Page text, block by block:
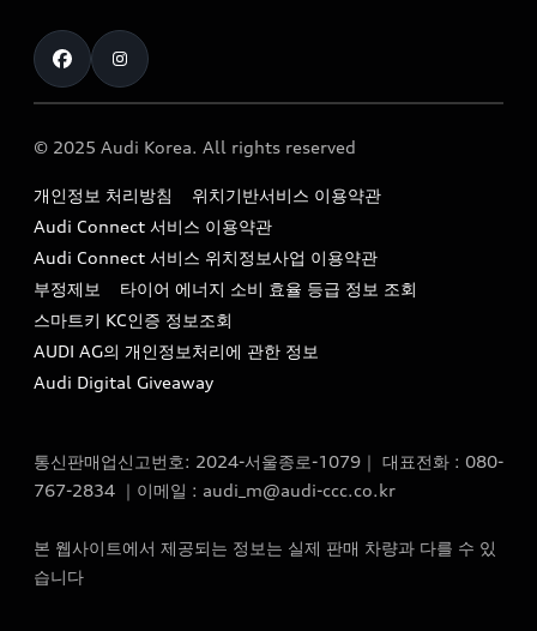
The new Audi A6 Taste Drive 이벤트
내비게이션 데이터 다운로드
아우디 영상 매뉴얼
서비스 센터
서비스 프로그램
아우디 e-tron 케어 프로그램
사설수리업체를 위한 권고사항
Formula 1
Audi Story
아우디코리아 소식
아우디코리아 소개
아우디 스토리
아우디 브랜드 히스토리
quattro 시스템
통신판매업신고번호 : 2024-서울종로-1079
대표자명 : 틸 셰어
딩)
이메일 : audi_m@audi-ccc.co.kr
© 2025 Audi Korea. All rights reserved
개인정보 처리방침
위치기반서비스 이용약관
Audi Connect 서비스 이용약관
Audi Connect 서비스 위치정보사업 이용약관
부정제보
타이어 에너지 소비 효율 등급 정보 조회
스마트키 KC인증 정보조회
AUDI AG의 개인정보처리에 관한 정보
Audi Digital Giveaway
통신판매업신고번호: 2024-서울종로-1079｜ 대표전화 : 080-
767-2834 ｜이메일 : audi_m@audi-ccc.co.kr
본 웹사이트에서 제공되는 정보는 실제 판매 차량과 다를 수 있
습니다